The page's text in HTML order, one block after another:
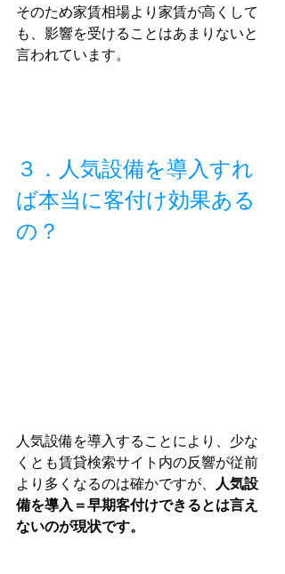
そのため家賃相場より家賃が高くして
も、影響を受けることはあまりないと
言われています。
３．人気設備を導入すれ
ば本当に客付け効果ある
の？
人気設備を導入することにより、少な
くとも賃貸検索サイト内の反響が従前
より多くなるのは確かですが、
人気設
備を導入＝早期客付けできるとは言え
ないのが現状です。